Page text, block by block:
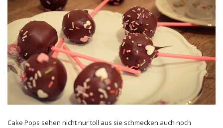
Cake Pops sehen nicht nur toll aus sie schmecken auch noch